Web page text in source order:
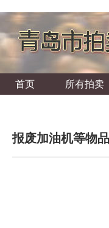
首页 所有拍卖
报废加油机等物